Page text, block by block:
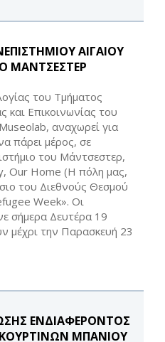
ΑΙΓΑΙΟΥ
ΜΑΝΤΣΕΣΤΕΡ
του Τμήματος
και Επικοινωνίας του
αναχωρεί για
πάρει μέρος, σε
του Μάντσεστερ,
Our Home (Η πόλη μας,
του Διεθνούς Θεσμού
Week». Οι
σήμερα Δευτέρα 19
μέχρι την Παρασκευή 23
ΕΝΔΙΑΦΕΡΟΝΤΟΣ
ΜΠΑΝΙΟΥ